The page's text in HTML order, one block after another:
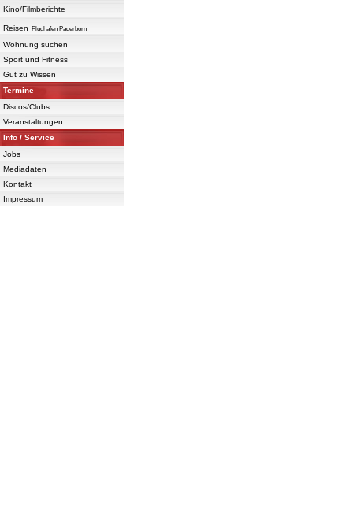
Kino/Filmberichte
Reisen Flughafen Paderborn
Wohnung suchen
Sport und Fitness
Gut zu Wissen
Termine
Discos/Clubs
Veranstaltungen
Info / Service
Jobs
Mediadaten
Kontakt
Impressum